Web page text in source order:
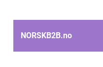
NORSKB2B.no